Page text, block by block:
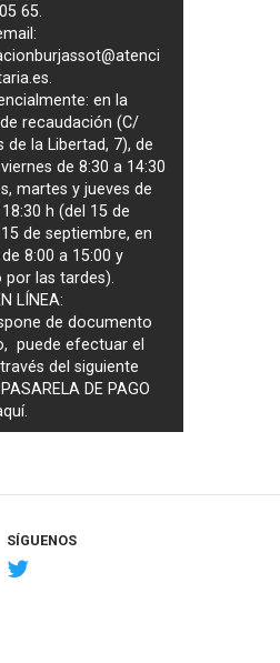
65.
.
en la
recaudación (C/
de la Libertad, 7), de
de 8:30 a 14:30
martes y jueves de
h (del 15 de
de septiembre, en
8:00 a 15:00 y
por las tardes).
LÍNEA:
de documento
puede efectuar el
del siguiente
PASARELA DE PAGO
.
SÍGUENOS